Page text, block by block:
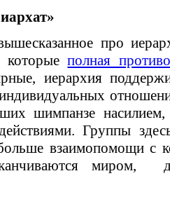
про
которыеполная
иерархия
шимпанзе
Группы
взаимопомощи с